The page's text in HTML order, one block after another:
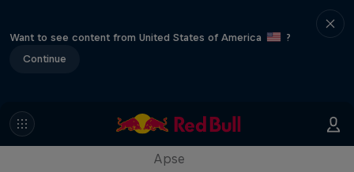
Want to see content from United States of America
?
Continue
Skate Tales
Apse